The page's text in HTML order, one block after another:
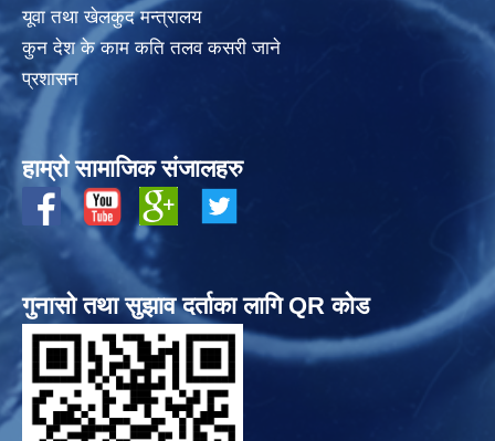
यूवा तथा खेलकुद मन्त्रालय
कुन देश के काम कति तलव कसरी जाने
प्रशासन
हाम्रो सामाजिक संजालहरु
गुनासो तथा सुझाव दर्ताका लागि QR कोड